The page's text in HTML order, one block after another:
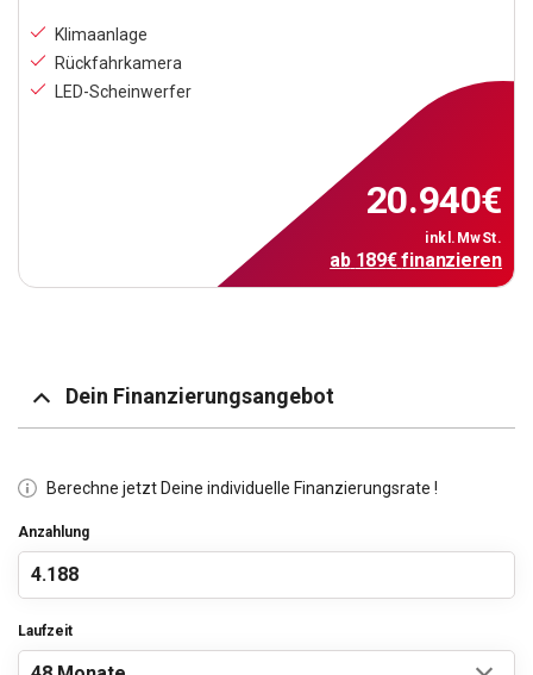
Klimaanlage
Rückfahrkamera
LED-Scheinwerfer
20.940€
inkl.MwSt.
ab 189€finanzieren
Dein Finanzierungsangebot
Berechne jetzt Deine individuelle Finanzierungsrate !
Anzahlung
Laufzeit